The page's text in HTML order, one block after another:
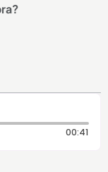
00:41